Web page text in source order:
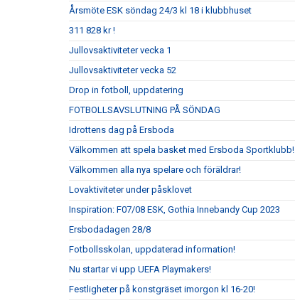
Årsmöte ESK söndag 24/3 kl 18 i klubbhuset
311 828 kr !
Jullovsaktiviteter vecka 1
Jullovsaktiviteter vecka 52
Drop in fotboll, uppdatering
FOTBOLLSAVSLUTNING PÅ SÖNDAG
Idrottens dag på Ersboda
Välkommen att spela basket med Ersboda Sportklubb!
Välkommen alla nya spelare och föräldrar!
Lovaktiviteter under påsklovet
Inspiration: F07/08 ESK, Gothia Innebandy Cup 2023
Ersbodadagen 28/8
Fotbollsskolan, uppdaterad information!
Nu startar vi upp UEFA Playmakers!
Festligheter på konstgräset imorgon kl 16-20!